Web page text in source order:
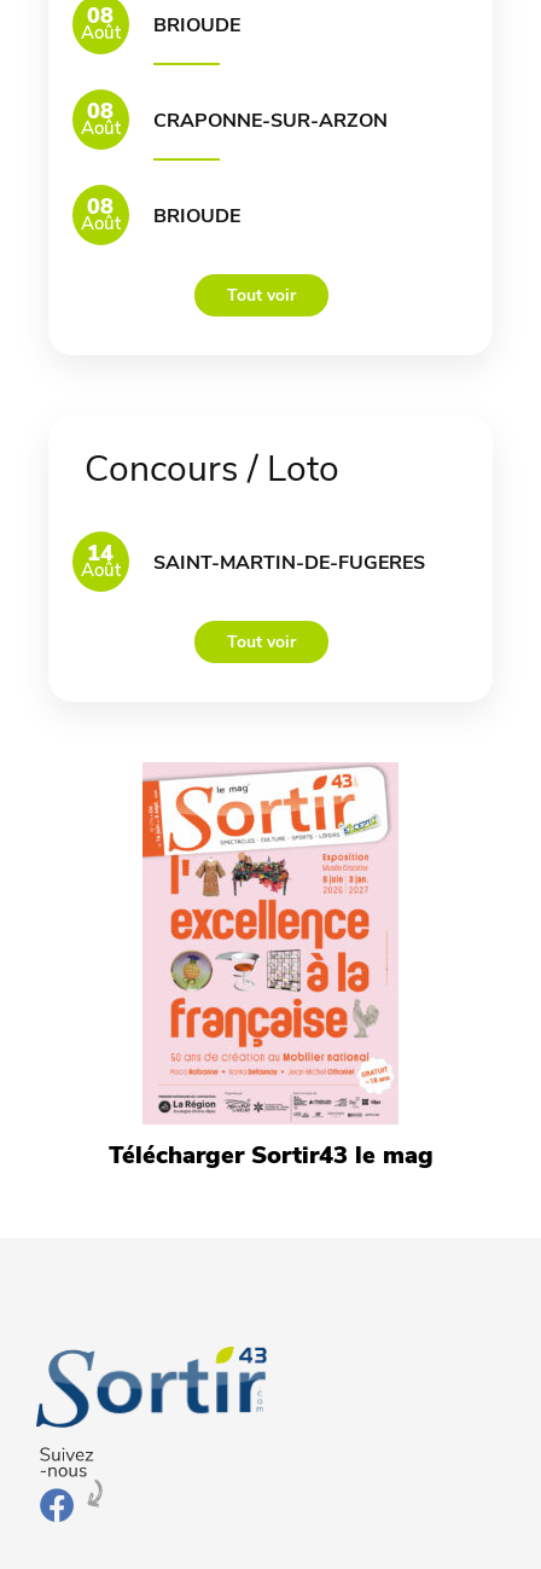
08
Août BRIOUDE
08
Août CRAPONNE-SUR-ARZON
08
Août BRIOUDE
Tout voir
Concours / Loto
14
Août SAINT-MARTIN-DE-FUGERES
Tout voir
Télécharger Sortir43 le mag